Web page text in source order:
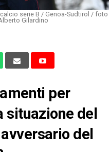
serie B / Genoa-Sudtirol / foto
Gilardino
per
situazione del
del